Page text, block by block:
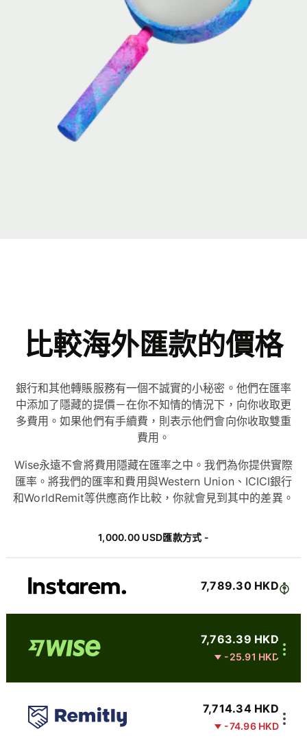
比較海外匯款的價格
銀行和其他轉賬服務有一個不誠實的小秘密。他們在匯率
中添加了隱藏的提價－在你不知情的情況下，向你收取更
多費用。如果他們有手續費，則表示他們會向你收取雙重
費用。
Wise永遠不會將費用隱藏在匯率之中。我們為你提供實際
匯率。將我們的匯率和費用與Western Union、ICICI銀行
和WorldRemit等供應商作比較，你就會見到其中的差異。
1,000.00 USD匯款方式 -
7,789.30 HKD
7,763.39 HKD
-25.91 HKD
7,714.34 HKD
-74.96 HKD